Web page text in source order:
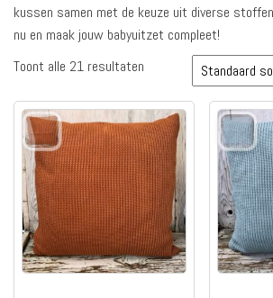
kussen samen met de keuze uit diverse
nu en maak jouw babyuitzet compleet!
Toont alle 21 resultaten